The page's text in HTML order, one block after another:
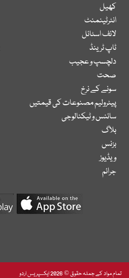
کھیل
انٹرٹینمنٹ
لائف اسٹائل
ٹاپ ٹرینڈ
دلچسپ و عجیب
صحت
سونے کے نرخ
پیٹرولیم مصنوعات کی قیمتیں
سائنس و ٹیکنالوجی
بلاگ
بزنس
ویڈیوز
جرائم
تمام مواد کے جملہ حقوق © 2026 ایکسپریس اردو